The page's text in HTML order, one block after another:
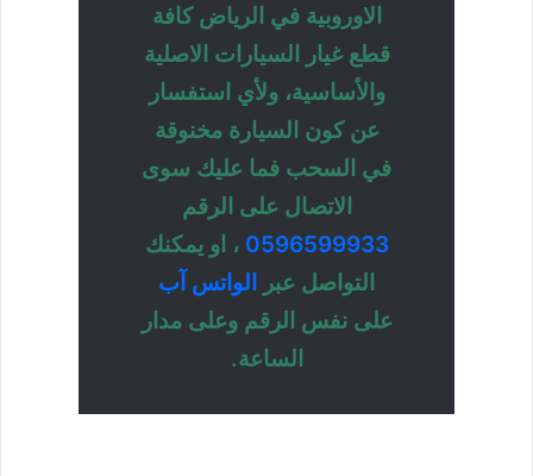
الاوروبية في الرياض كافة
قطع غيار السيارات الاصلية
والأساسية، ولأي استفسار
عن كون السيارة مخنوقة
في السحب فما عليك سوى
الاتصال على الرقم
0596599933 ، او يمكنك
التواصل عبر
الواتس آب
على نفس الرقم وعلى مدار
الساعة.